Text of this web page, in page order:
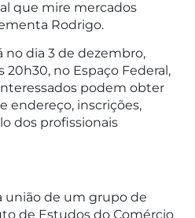
que mire mercados
Rodrigo.
dia 3 de dezembro,
20h30, no Espaço Federal,
podem obter
endereço, inscrições,
dos profissionais
união de um grupo de
de Estudos do Comércio